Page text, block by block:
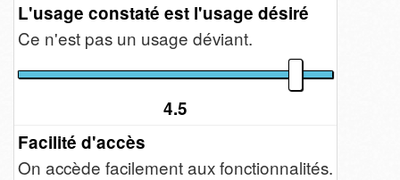
L'usage constaté est l'usage désiré
Ce n'est pas un usage déviant.
4.5
Facilité d'accès
On accède facilement aux fonctionnalités.